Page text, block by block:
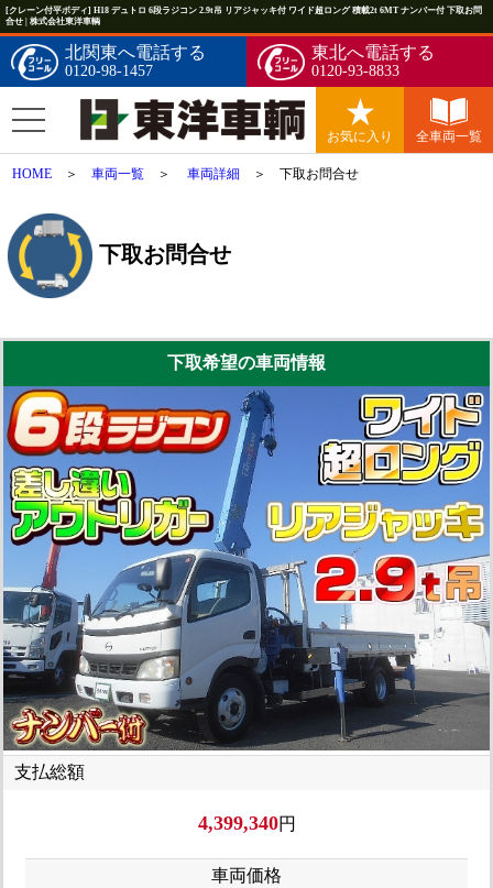
[クレーン付平ボディ] H18 デュトロ 6段ラジコン 2.9t吊 リアジャッキ付 ワイド超ロング 積載2t 6MT ナンバー付 下取お問
合せ | 株式会社東洋車輌
北関東へ電話する
0120-98-1457
東北へ電話する
0120-93-8833
お気に入り 全車両一覧
HOME ＞車両一覧 ＞車両詳細 ＞ 下取お問合せ
下取お問合せ
下取希望の車両情報
支払総額
4,399,340円
車両価格